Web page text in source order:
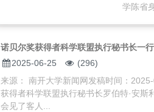
学陈省
诺贝尔奖获得者科学联盟执行秘书长一
2025-06-25
(296)
来源： 南开大学新闻网发稿时间：
获得者科学联盟执行秘书长罗伯特·安
会见了客人...